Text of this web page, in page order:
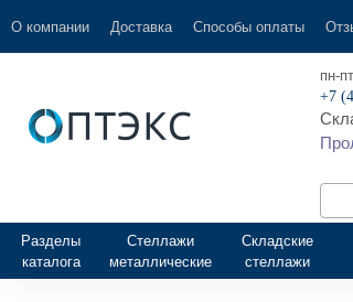
О компании Доставка Способы оплаты
пн-
+7
Разделы
каталога
Стеллажи
металлические
Складские
стеллажи